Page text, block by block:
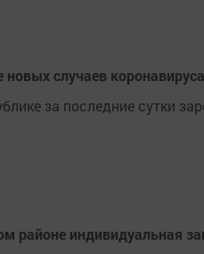
случаев
за последние сутки
районе индивидуальная